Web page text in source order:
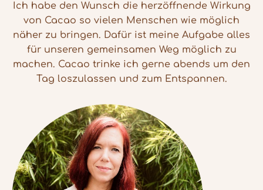
Ich habe den Wunsch die herzöffnende Wirkung
von Cacao so vielen Menschen wie möglich
näher zu bringen. Dafür ist meine Aufgabe alles
für unseren gemeinsamen Weg möglich zu
machen. Cacao trinke ich gerne abends um den
Tag loszulassen und zum Entspannen.